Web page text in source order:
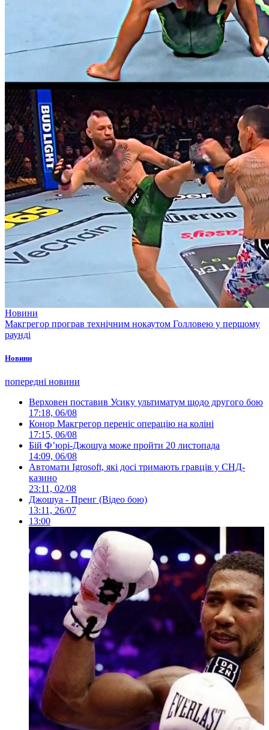
Новини
Макгрегор програв технічним нокаутом Голловею у першому
раунді
Новини
попередні новини
Верховен поставив Усику ультиматум щодо другого бою
17:18, 06/08
Конор Макгрегор переніс операцію на коліні
17:15, 06/08
Бій Ф’юрі-Джошуа може пройти 20 листопада
14:09, 06/08
Автомати Igrosoft, які досі тримають гравців у СНД-
казино
23:11, 02/08
Джошуа - Пренг (Відео бою)
13:11, 26/07
13:00